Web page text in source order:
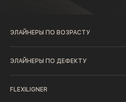
ЭЛАЙНЕРЫ ПО ВОЗРАСТУ
ЭЛАЙНЕРЫ ПО ДЕФЕКТУ
FLEXILIGNER